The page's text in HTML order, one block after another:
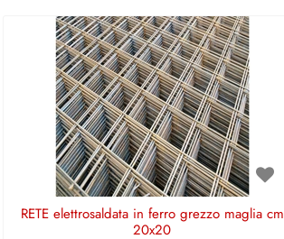
RETE elettrosaldata in ferro grezzo maglia cm
20x20